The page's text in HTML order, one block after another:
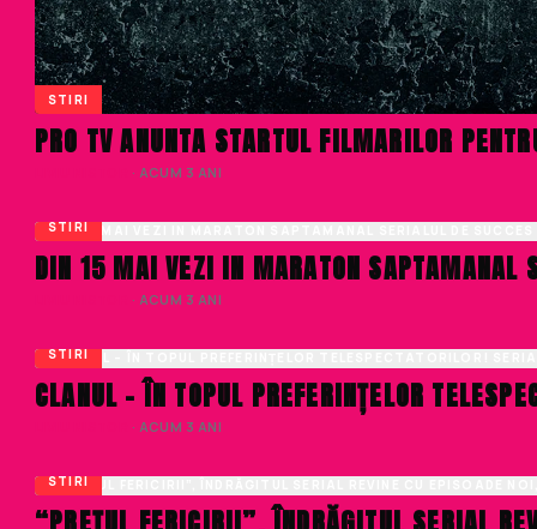
STIRI
PRO TV ANUNTA STARTUL FILMARILOR
· ACUM 3 ANI
STIRI
DIN 15 MAI VEZI IN MARATON SAPTAMANAL
· ACUM 3 ANI
STIRI
CLANUL – ÎN TOPUL PREFERINȚELOR
· ACUM 3 ANI
STIRI